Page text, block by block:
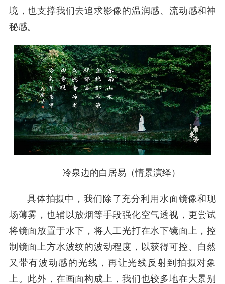
境，也支撑我们去追求影像的温润感、流动感和神
秘感。
冷泉边的白居易（情景演绎）
具体拍摄中，我们除了充分利用水面镜像和现
场薄雾，也辅以放烟等手段强化空气透视，更尝试
将镜面放置于水下，将人工光打在水下镜面上，控
制镜面上方水波纹的波动程度，以获得可控、自然
又带有波动感的光线，再让光线反射到拍摄对象
上。此外，在画面构成上，我们也较多地在大景别